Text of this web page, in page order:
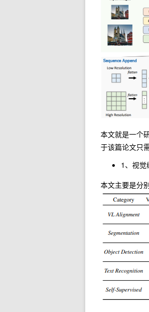
本文就是一个
于该篇论文只
1、视觉
本文主要是分